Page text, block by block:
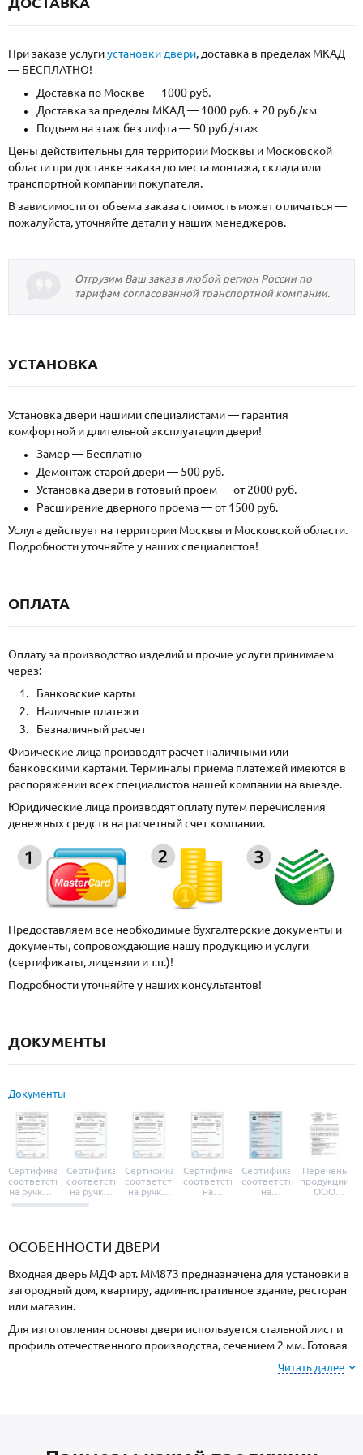
При заказе услугиустановки двери, доставка в пределах МКАД
— БЕСПЛАТНО!
Доставка по Москве — 1000 руб.
Доставка за пределы МКАД — 1000 руб. + 20 руб./км
Подъем на этаж без лифта — 50 руб./этаж
Цены действительны для территории Москвы и Московской
области при доставке заказа до места монтажа, склада или
транспортной компании покупателя.
В зависимости от объема заказа стоимость может отличаться —
пожалуйста, уточняйте детали у наших менеджеров.
Отгрузим Ваш заказ в любой регион России по
тарифам согласованной транспортной компании.
УСТАНОВКА
Установка двери нашими специалистами — гарантия
комфортной и длительной эксплуатации двери!
Замер — Бесплатно
Демонтаж старой двери — 500 руб.
Установка двери в готовый проем — от 2000 руб.
Расширение дверного проема — от 1500 руб.
Услуга действует на территории Москвы и Московской области.
Подробности уточняйте у наших специалистов!
ОПЛАТА
Оплату за производство изделий и прочие услуги принимаем
через:
Банковские карты
Наличные платежи
Безналичный расчет
Физические лица производят расчет наличными или
банковскими картами. Терминалы приема платежей имеются в
распоряжении всех специалистов нашей компании на выезде.
Юридические лица производят оплату путем перечисления
денежных средств на расчетный счет компании.
Предоставляем все необходимые бухгалтерские документы и
документы, сопровождающие нашу продукцию и услуги
(сертификаты, лицензии и т.п.)!
Подробности уточняйте у наших консультантов!
ДОКУМЕНТЫ
Документы
Сертификат
соответствия
на ручки и
броненакладки
Сертификат
соответствия
на ручки-
защелки
Сертификат
соответствия
на ручки-
Сертификат
соответствия
на
Сертификат
соответствия
на
Перечень
продукции
ООО
ОСОБЕННОСТИ ДВЕРИ
Входная дверь МДФ арт. ММ873 предназначена для установки в
загородный дом, квартиру, административное здание, ресторан
или магазин.
Для изготовления основы двери используется стальной лист и
профиль отечественного производства, сечением 2 мм. Готовая
конструкция имеет повышенную жесткость и взломостойкость.
Читать далее